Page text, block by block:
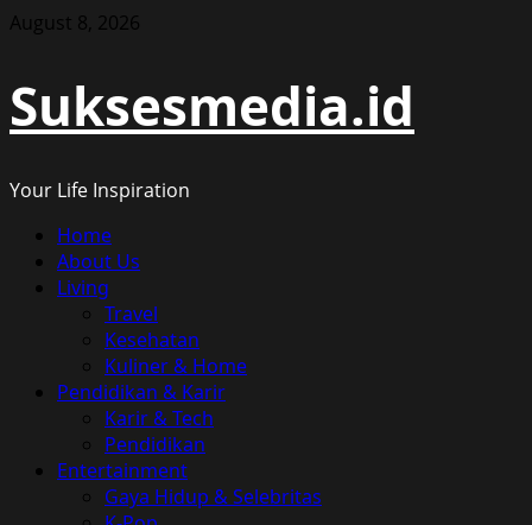
Skip
August 8, 2026
Suksesmedia.id
Your Life Inspiration
Primary
Menu
Home
About Us
Living
Travel
Kesehatan
Kuliner & Home
Pendidikan & Karir
Karir & Tech
Pendidikan
Entertainment
Gaya Hidup & Selebritas